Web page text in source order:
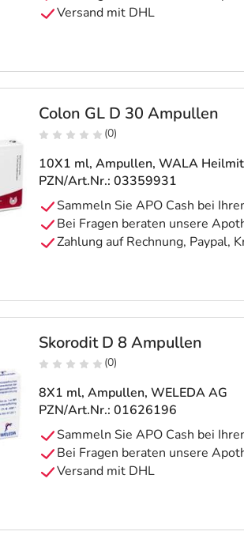
Colon GL D 30 Ampullen
(0)
10X1 ml, Ampullen, WALA
PZN/Art.Nr.: 03359931
Skorodit D 8 Ampullen
(0)
8X1 ml, Ampullen, WELEDA AG
PZN/Art.Nr.: 01626196